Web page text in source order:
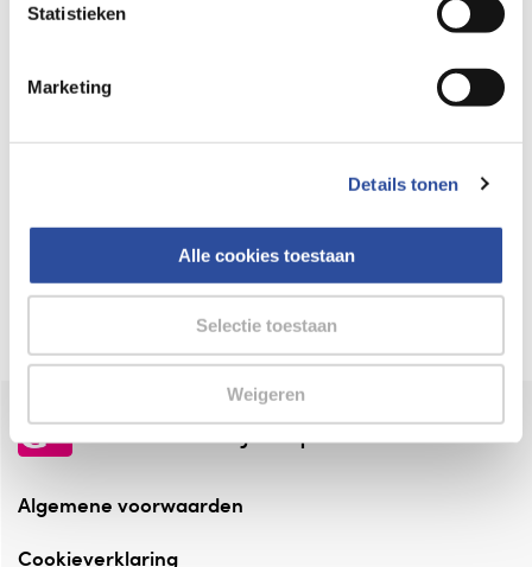
Statistieken
Marketing
Details tonen
Alle cookies toestaan
Selectie toestaan
Weigeren
webshop mag verkopen.
⁠Verantwoorde zorg, ⁠ook online.
Altijd onze folder bij de hand
Check onze folders ⁠bij AlleFolders.
de vriendelijke specialist
Algemene voorwaarden
Cookieverklaring